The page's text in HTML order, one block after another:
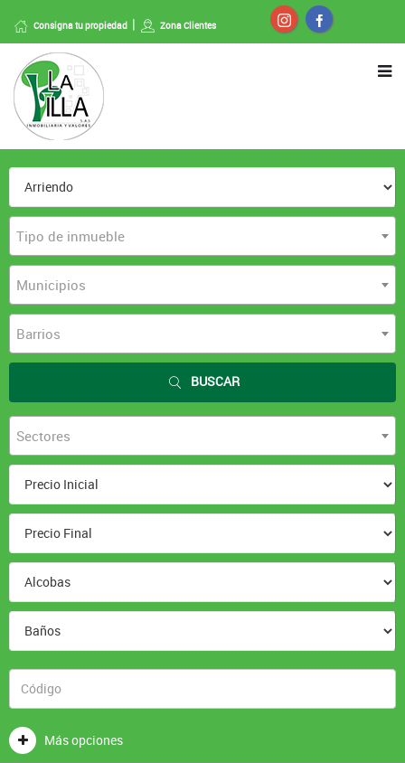
Consigna tu propiedad Zona Clientes
Tipo de inmueble
Municipios
Barrios
BUSCAR
Sectores
Más opciones